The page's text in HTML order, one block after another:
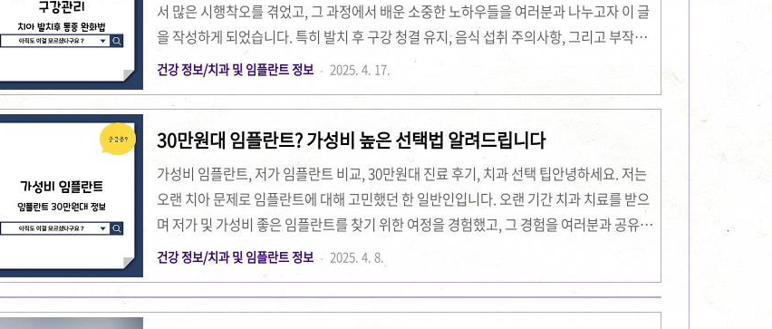
서 많은 시행착오를 겪었고, 그 과정에서 배운 소중한 노하우들을 여러분과 나누고자 이 글
을 작성하게 되었습니다. 특히 발치 후 구강 청결 유지, 음식 섭취 주의사항, 그리고 부작용
예방 방법에 대한 실제 경험을 바탕으로 한 관리법을 공유하고자 합니다. 사랑니 발치 후 제
양한 사례와 팁을 토대로 친근하게 설명드리겠습니다. 저 또한 처음 발치 후 관리를 하면서
불안과 궁금증으로 넘치는 날들을 보냈습니다. 이 글을 통해 여러분께 도움이 될 만한 정보
와 제 경험담을 담아내고자 했습니다. 📌 사랑니 발치 후 통증완화법 꿀팁 가기 ..
건강 정보/치과 및 임플란트 정보 2025. 4. 17.
30만원대 임플란트? 가성비 높은 선택법 알려드립니다
가성비 임플란트, 저가 임플란트 비교, 30만원대 진료 후기, 치과 선택 팁안녕하세요. 저는
오랜 치아 문제로 임플란트에 대해 고민했던 한 일반인입니다. 오랜 기간 치과 치료를 받으
며 저가 및 가성비 좋은 임플란트를 찾기 위한 여정을 경험했고, 그 경험을 여러분과 공유하
고자 이 글을 작성하게 되었습니다. 처음에는 비용 부담과 정확한 정보를 얻기 어려워 많은
시행착오를 겪었지만, 여러 치과와 임플란트 종류를 비교하면서 합리적인 선택을 할 수 있
었습니다. 이 글에서는 제가 직접 겪은 저가 임플란트 비교, 30만원대 진료 후기, 그리고 치
건강 정보/치과 및 임플란트 정보 2025. 4. 8.